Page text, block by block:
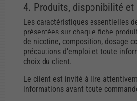
4. Produits, disponibilité
Les caractéristiques essentielles
présentées sur chaque fiche
de nicotine, composition, dosage
précautions d’emploi et toute
choix du client.
Le client est invité à lire
informations avant toute